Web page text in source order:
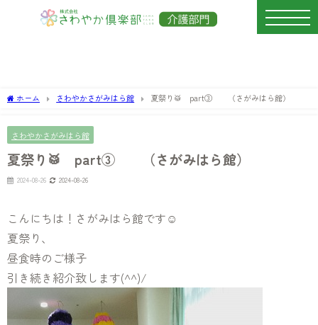
ホーム さわやかさがみはら館 夏祭り🥁 part③ （さがみはら館）
さわやかさがみはら館
夏祭り🥁 part③ （さがみはら館）
2024-08-26 2024-08-26
こんにちは！さがみはら館です☺
夏祭り、
昼食時のご様子
引き続き紹介致します(^^)/